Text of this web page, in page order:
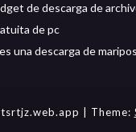
de descarga de
de pc
una descarga de
| Theme: